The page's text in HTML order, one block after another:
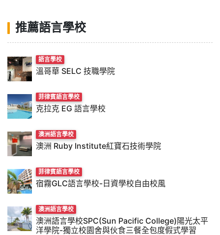
推薦語言學校
語言學校
溫哥華 SELC 技職學院
菲律賓語言學校
克拉克 EG 語言學校
澳洲語言學校
澳洲 Ruby Institute紅寶石技術學院
菲律賓語言學校
宿霧GLC語言學校-日資學校自由校風
澳洲語言學校
澳洲語言學校SPC(Sun Pacific College)陽光太平
洋學院-獨立校園舍與伙食三餐全包度假式學習